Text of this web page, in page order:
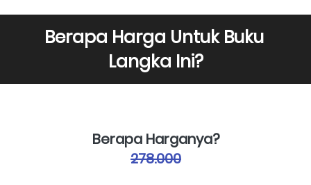
Berapa Harga Untuk Buku
Langka Ini?
Berapa Harganya?
278.000